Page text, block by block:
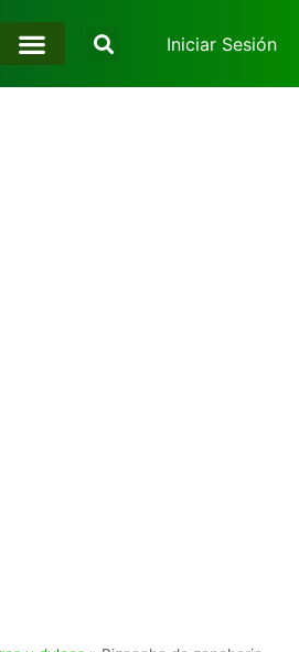
Iniciar Sesión